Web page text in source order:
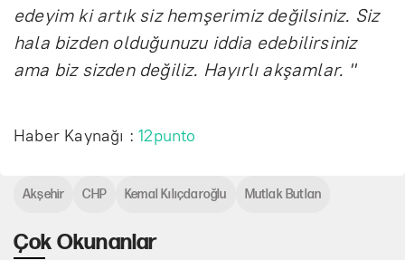
edeyim ki artık siz hemşerimiz değilsiniz. Siz
hala bizden olduğunuzu iddia edebilirsiniz
ama biz sizden değiliz. Hayırlı akşamlar. "
Haber Kaynağı :12punto
Çok Okunanlar
Akşehir CHP Kemal Kılıçdaroğlu Mutlak Butlan